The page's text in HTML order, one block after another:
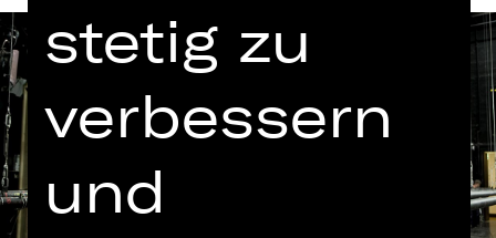
stetig zu
verbessern
und